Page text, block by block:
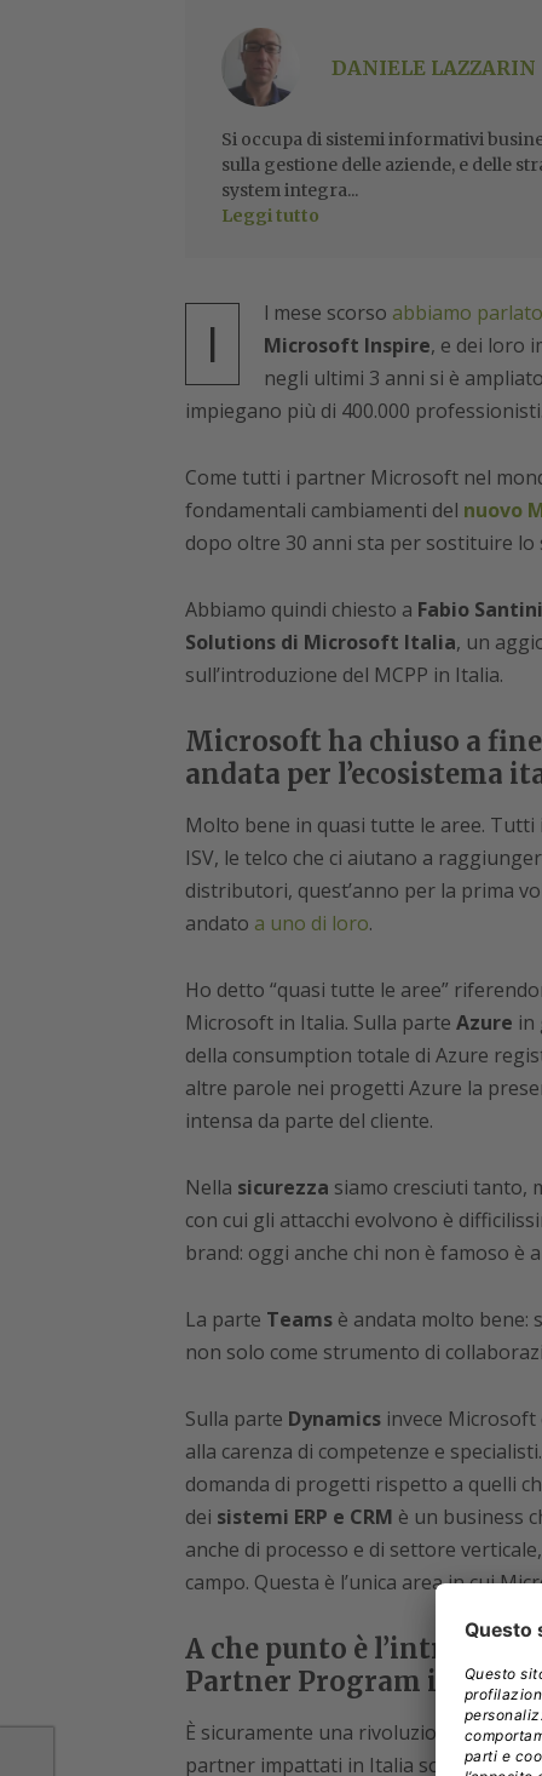
DANIELE LAZZARIN
Si occupa di sistemi informativi
sulla gestione delle aziende, e delle
system integra...
Leggi tutto
I l mese scorso abbiamo parlato
Microsoft Inspire, e dei loro
negli ultimi 3 anni si è
impiegano più di 400.000 professionisti.
Come tutti i partner Microsoft nel
fondamentali cambiamenti del nuovo
dopo oltre 30 anni sta per sostituire lo
Abbiamo quindi chiesto a Fabio
Solutions di Microsoft Italia, un
sull’introduzione del MCPP in Italia.
Microsoft ha chiuso a
andata per l’ecosistema
Molto bene in quasi tutte le aree.
ISV, le telco che ci aiutano a
distributori, quest’anno per la prima
andato a uno di loro.
Ho detto “quasi tutte le aree”
Microsoft in Italia. Sulla parte Azure in
della consumption totale di Azure
altre parole nei progetti Azure la
intensa da parte del cliente.
Nella sicurezza siamo cresciuti tanto,
con cui gli attacchi evolvono è
brand: oggi anche chi non è famoso è
La parte Teamsè andata molto bene:
non solo come strumento di
Sulla parte Dynamicsinvece Microsoft
alla carenza di competenze e
domanda di progetti rispetto a quelli
dei sistemi ERP e CRM è un business
anche di processo e di settore
campo. Questa è l’unica area in cui
A che punto è
Partner Program in
È sicuramente una rivoluzione:
partner impattati in Italia sono tutti